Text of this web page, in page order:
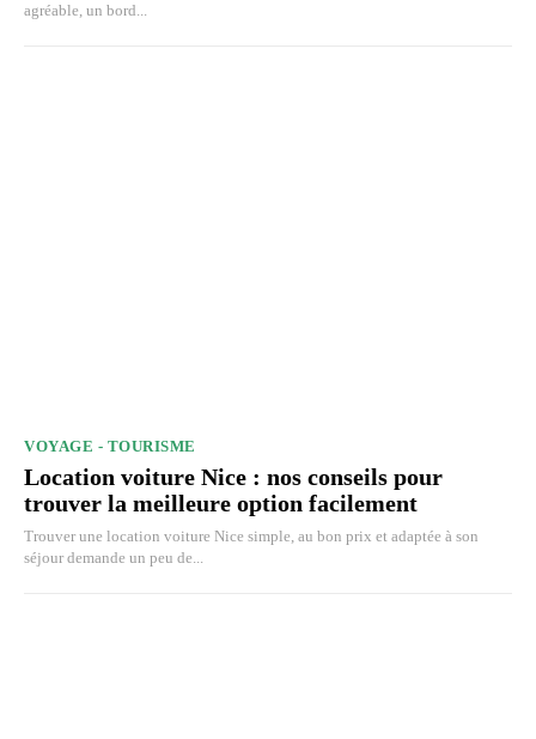
agréable, un bord...
VOYAGE - TOURISME
Location voiture Nice : nos conseils pour
trouver la meilleure option facilement
Trouver une location voiture Nice simple, au bon prix et adaptée à son
séjour demande un peu de...